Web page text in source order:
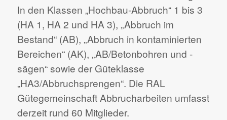
In den Klassen „Hochbau-Abbruch“ 1 bis 3
(HA 1, HA 2 und HA 3), „Abbruch im
Bestand“ (AB), „Abbruch in kontaminierten
Bereichen“ (AK), „AB/Betonbohren und -
sägen“ sowie der Güteklasse
„HA3/Abbruchsprengen“. Die RAL
Gütegemeinschaft Abbrucharbeiten umfasst
derzeit rund 60 Mitglieder.